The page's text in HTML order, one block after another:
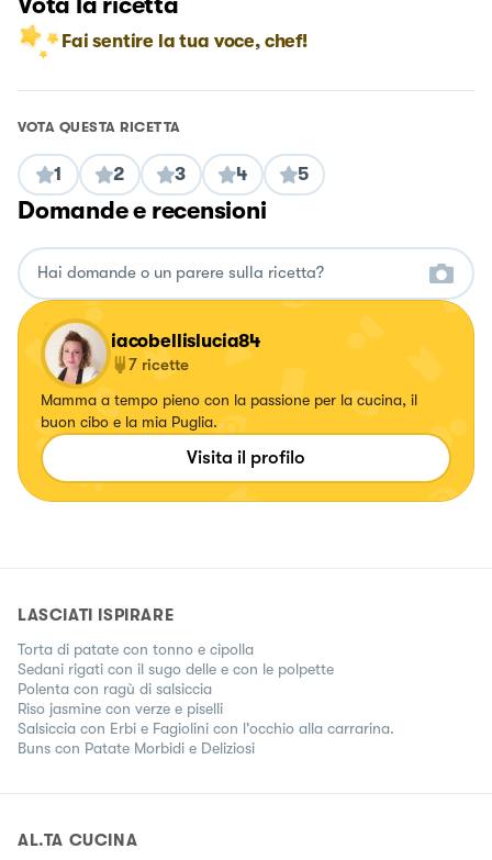
Fai sentire la tua voce, chef!
VOTA QUESTA RICETTA
1 2 3 4 5
Domande e recensioni
iacobellislucia84
7 ricette
Mamma a tempo pieno con la passione per la cucina, il
buon cibo e la mia Puglia.
Visita il profilo
LASCIATI ISPIRARE
Torta di patate con tonno e cipolla
Sedani rigati con il sugo delle e con le polpette
Polenta con ragù di salsiccia
Riso jasmine con verze e piselli
Salsiccia con Erbi e Fagiolini con l'occhio alla carrarina.
Buns con Patate Morbidi e Deliziosi
AL.TA CUCINA